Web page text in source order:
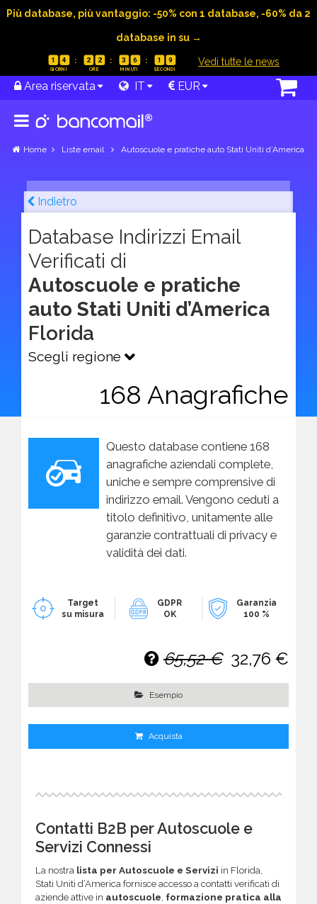
Più database, più vantaggio: -50% con 1 database, -60% da 2
database in su →
1 4 2 2 3 6 1 8 Vedi tutte le news
Area riservata IT EUR
Home Liste email Autoscuole e pratiche auto Stati Uniti d’America
Indietro
Database Indirizzi Email
Verificati di
Autoscuole e pratiche
auto Stati Uniti d’America
Florida
Scegli regione
168 Anagrafiche
Questo database contiene 168
anagrafiche aziendali complete,
uniche e sempre comprensive di
indirizzo email. Vengono ceduti a
titolo definitivo, unitamente alle
garanzie contrattuali di privacy e
validità dei dati.
Target
su misura
GDPR
OK
Garanzia
100 %
65,52 € 32,76 €
Esempio
Acquista
Contatti B2B per Autoscuole e
Servizi Connessi
La nostra lista per Autoscuole e Servizi in Florida,
Stati Uniti d’America fornisce accesso a contatti verificati di
aziende attive in autoscuole, formazione pratica alla